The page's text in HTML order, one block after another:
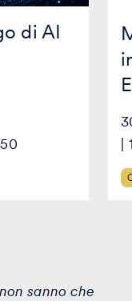
di AI
sanno che